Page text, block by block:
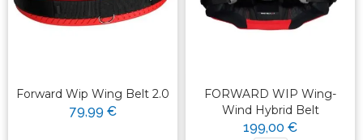
Forward Wip Wing Belt 2.0
79,99 €
FORWARD WIP Wing-
Wind Hybrid Belt
199,00 €